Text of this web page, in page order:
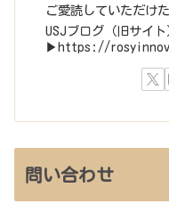
ご愛読していただけ
USJブログ（旧サイト
▶︎https://
問い合わせ